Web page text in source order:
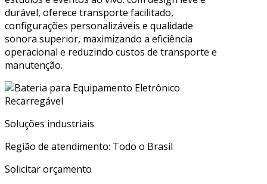
durável, oferece transporte facilitado,
configurações personalizáveis e qualidade
sonora superior, maximizando a eficiência
operacional e reduzindo custos de transporte e
manutenção.
Soluções industriais
Região de atendimento: Todo o Brasil
Solicitar orçamento